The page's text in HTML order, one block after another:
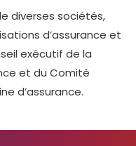
diverses sociétés,
d’assurance et
exécutif de la
et du Comité
d’assurance.